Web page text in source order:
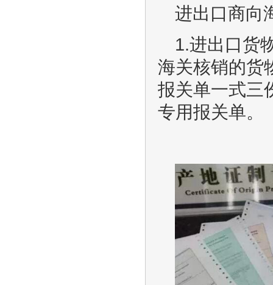
进出口商向
1.进出口货
海关核销的货
报关单一式三
专用报关单。